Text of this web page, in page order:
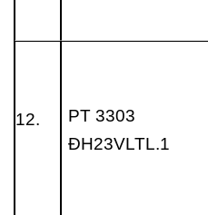
12.
PT 3303
ĐH23VLTL.1